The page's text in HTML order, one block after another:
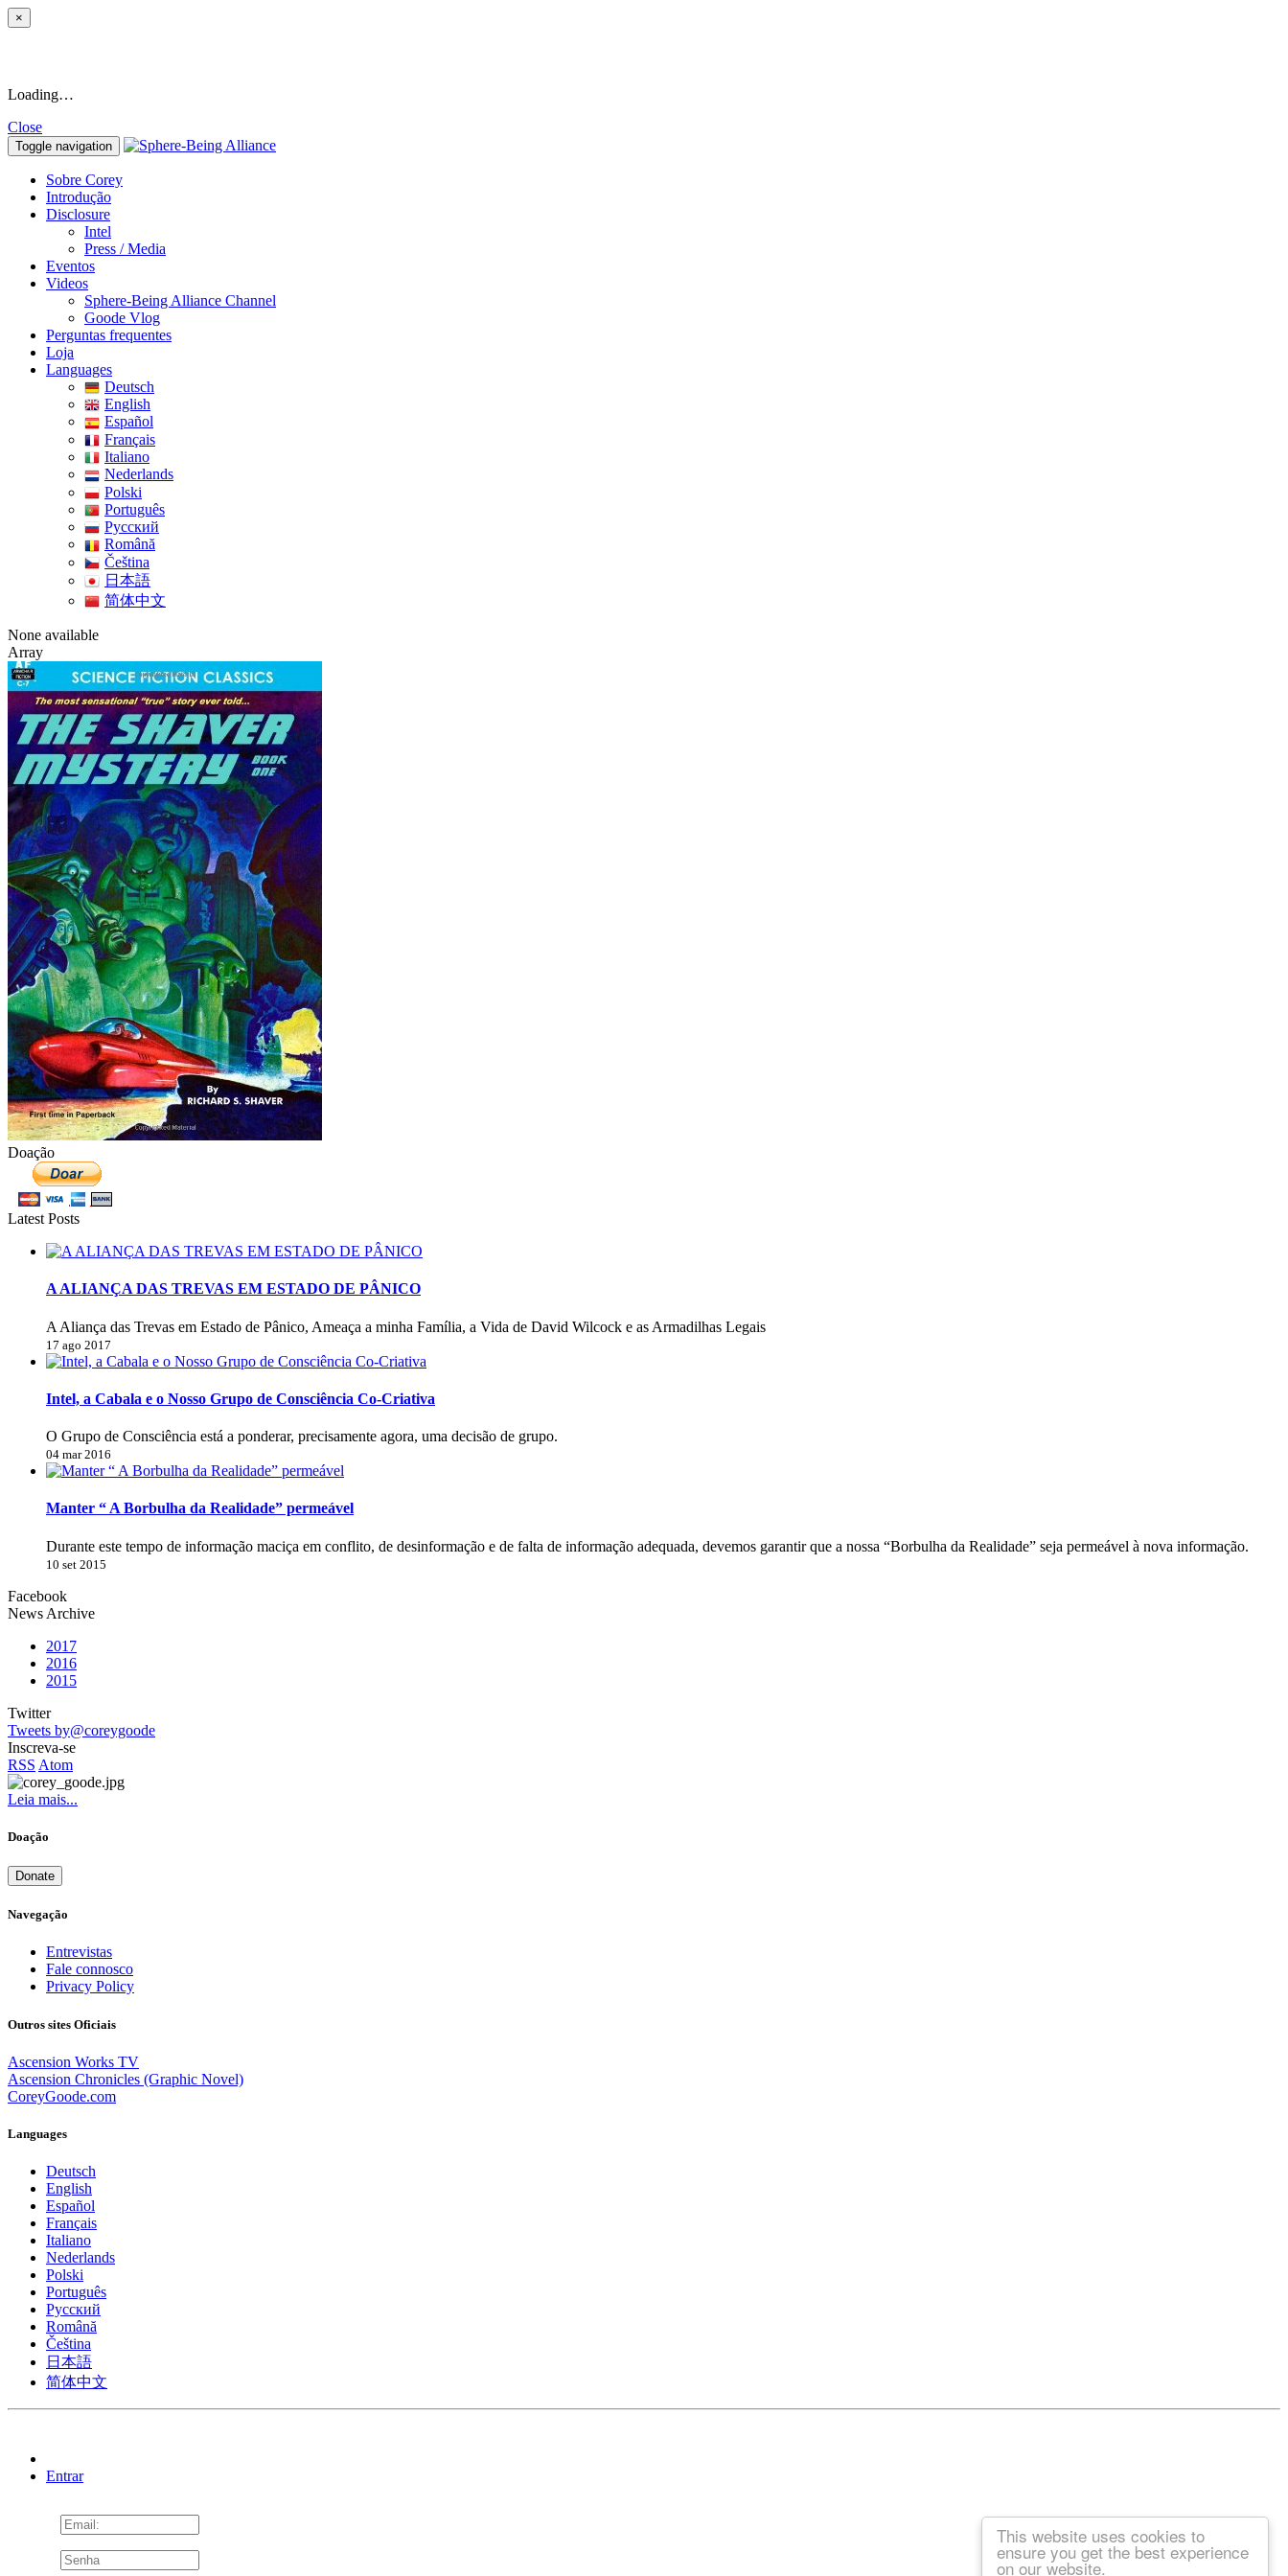
This website uses cookies to
ensure you get the best experience
on our website.
×
Loading…
Close
Toggle navigation
Sobre Corey
Introdução
Disclosure
Intel
Press / Media
Eventos
Videos
Sphere-Being Alliance Channel
Goode Vlog
Perguntas frequentes
Loja
Languages
Deutsch
English
Español
Français
Italiano
Nederlands
Polski
Português
Pусский
Română
Čeština
日本語
简体中文
None available
Array
Doação
Latest Posts
A ALIANÇA DAS TREVAS EM ESTADO DE PÂNICO
A Aliança das Trevas em Estado de Pânico, Ameaça a minha Família, a Vida de David Wilcock e as Armadilhas Legais
17 ago 2017
Intel, a Cabala e o Nosso Grupo de Consciência Co-Criativa
O Grupo de Consciência está a ponderar, precisamente agora, uma decisão de grupo.
04 mar 2016
Manter “ A Borbulha da Realidade” permeável
Durante este tempo de informação maciça em conflito, de desinformação e de falta de informação adequada, devemos garantir que a nossa “Borbulha da Realidade” seja permeável à nova informação.
10 set 2015
Facebook
News Archive
2017
2016
2015
Twitter
Tweets by@coreygoode
Inscreva-se
RSS Atom
Leia mais...
Doação
Donate
Navegação
Entrevistas
Fale connosco
Privacy Policy
Outros sites Oficiais
Ascension Works TV
Ascension Chronicles (Graphic Novel)
CoreyGoode.com
Languages
Deutsch
English
Español
Français
Italiano
Nederlands
Polski
Português
Pусский
Română
Čeština
日本語
简体中文
Entrar